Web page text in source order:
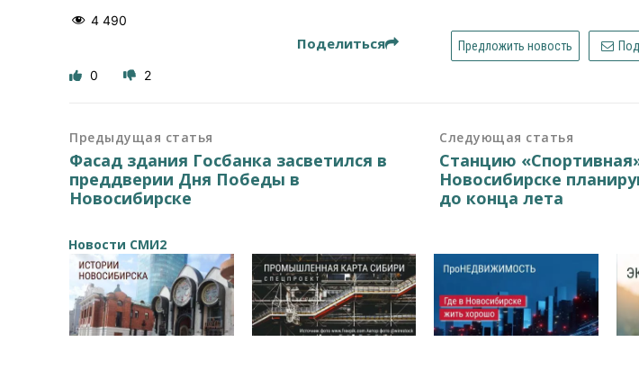
4 490
Поделиться Предложить новость
0 2
Предыдущая статья
Фасад здания Госбанка засветился в
преддверии Дня Победы в
Новосибирске
Следующая статья
Станцию
Новосибирске
до конца лета
Новости СМИ2